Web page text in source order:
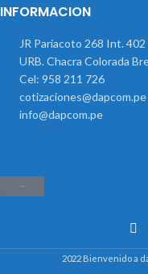
INFORMACION
JR Pariacoto 268 Int. 402
URB. Chacra Colorada
Cel: 958 211 726
cotizaciones@dapcom.pe
info@dapcom.pe
2022 Bienvenido a